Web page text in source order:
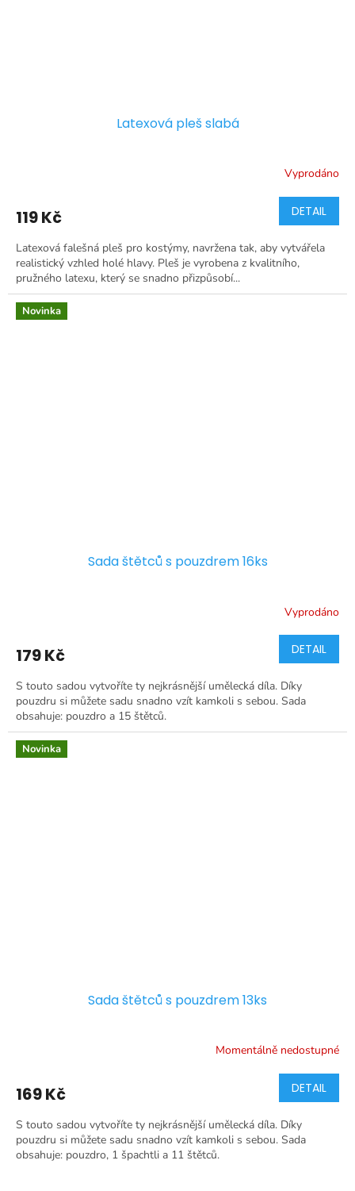
Latexová pleš slabá
Vyprodáno
119 Kč DETAIL
Latexová falešná pleš pro kostýmy, navržena tak, aby vytvářela
realistický vzhled holé hlavy. Pleš je vyrobena z kvalitního,
pružného latexu, který se snadno přizpůsobí...
Novinka
Sada štětců s pouzdrem 16ks
Vyprodáno
179 Kč DETAIL
S touto sadou vytvoříte ty nejkrásnější umělecká díla. Díky
pouzdru si můžete sadu snadno vzít kamkoli s sebou. Sada
obsahuje: pouzdro a 15 štětců.
Novinka
Sada štětců s pouzdrem 13ks
Momentálně nedostupné
169 Kč DETAIL
S touto sadou vytvoříte ty nejkrásnější umělecká díla. Díky
pouzdru si můžete sadu snadno vzít kamkoli s sebou. Sada
obsahuje: pouzdro, 1 špachtli a 11 štětců.